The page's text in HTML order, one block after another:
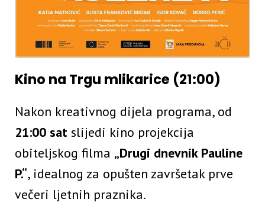
Kino na Trgu mlikarice (21:00)
Nakon kreativnog dijela programa, od
21:00 sat slijedi kino projekcija
obiteljskog filma „Drugi dnevnik Pauline
P.“, idealnog za opušten završetak prve
večeri ljetnih praznika.